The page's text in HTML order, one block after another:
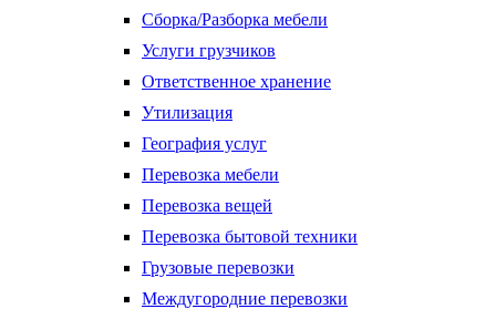
Сборка/Разборка мебели
Услуги грузчиков
Ответственное хранение
Утилизация
География услуг
Перевозка мебели
Перевозка вещей
Перевозка бытовой техники
Грузовые перевозки
Междугородние перевозки